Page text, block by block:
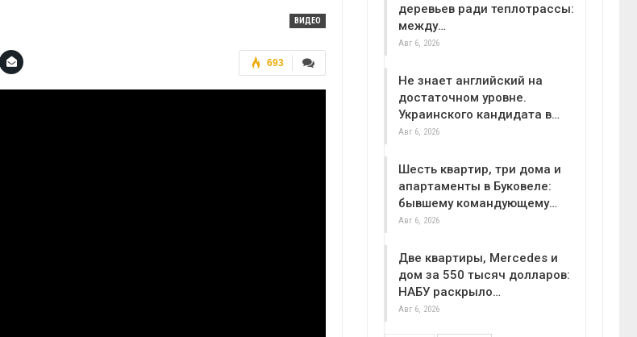
ВИДЕО
693
деревьев ради теплотрассы:
между…
Авг 6, 2026
Не знает английский на
достаточном уровне.
Украинского кандидата в…
Авг 6, 2026
Шесть квартир, три дома и
апартаменты в Буковеле:
бывшему командующему…
Авг 6, 2026
Две квартиры, Mercedes и
дом за 550 тысяч долларов:
НАБУ раскрыло…
Авг 6, 2026